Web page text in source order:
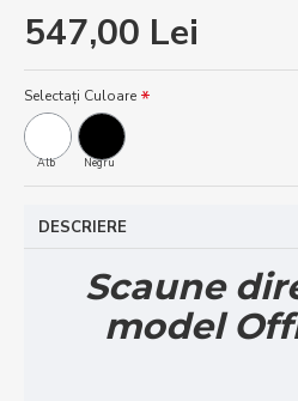
547,00 Lei
Selectați Culoare
Alb Negru
DESCRIERE
Scaune
model